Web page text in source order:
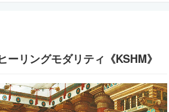
ーリングモダリティ《KSHM》